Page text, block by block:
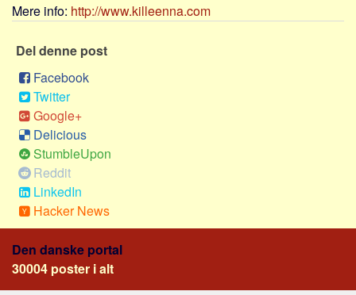
Personer
Kilder
Om
Webstedet
Forhistorien
Redigering
Tekstannoncer
Bannere
Hjælp
Mere info: http://www.killeenna.com
Del denne post
Facebook
Twitter
Google+
Delicious
StumbleUpon
Reddit
LinkedIn
Hacker News
Den danske portal
30004 poster i alt